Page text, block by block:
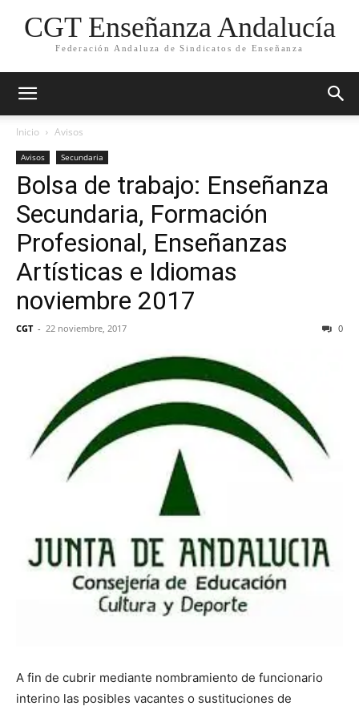
CGT Enseñanza Andalucía
Federación Andaluza de Sindicatos de Enseñanza
Inicio Avisos
Avisos Secundaria
Bolsa de trabajo: Enseñanza
Secundaria, Formación
Profesional, Enseñanzas
Artísticas e Idiomas
noviembre 2017
CGT - 22 noviembre, 2017 0
A fin de cubrir mediante nombramiento de funcionario
interino las posibles vacantes o sustituciones de